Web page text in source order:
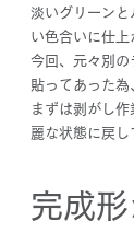
淡いグリーンと
い色合いに仕上
今回、元々別の
貼ってあった為
まずは剥がし
麗な状態に戻し
完成